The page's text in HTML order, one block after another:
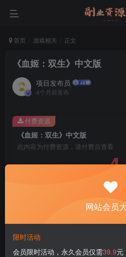
首页 游戏相关 正文
《血姬：双生》中文版
项目发布员
4个月前发布
《血姬：双生》中文版
此内容为付费资源，请付费后查看
4
付费资源
游戏介绍
Vampiress: Eternal Duet《血姬：
网站会员
限时活动
会员限时活动，永久会员仅需39.9元